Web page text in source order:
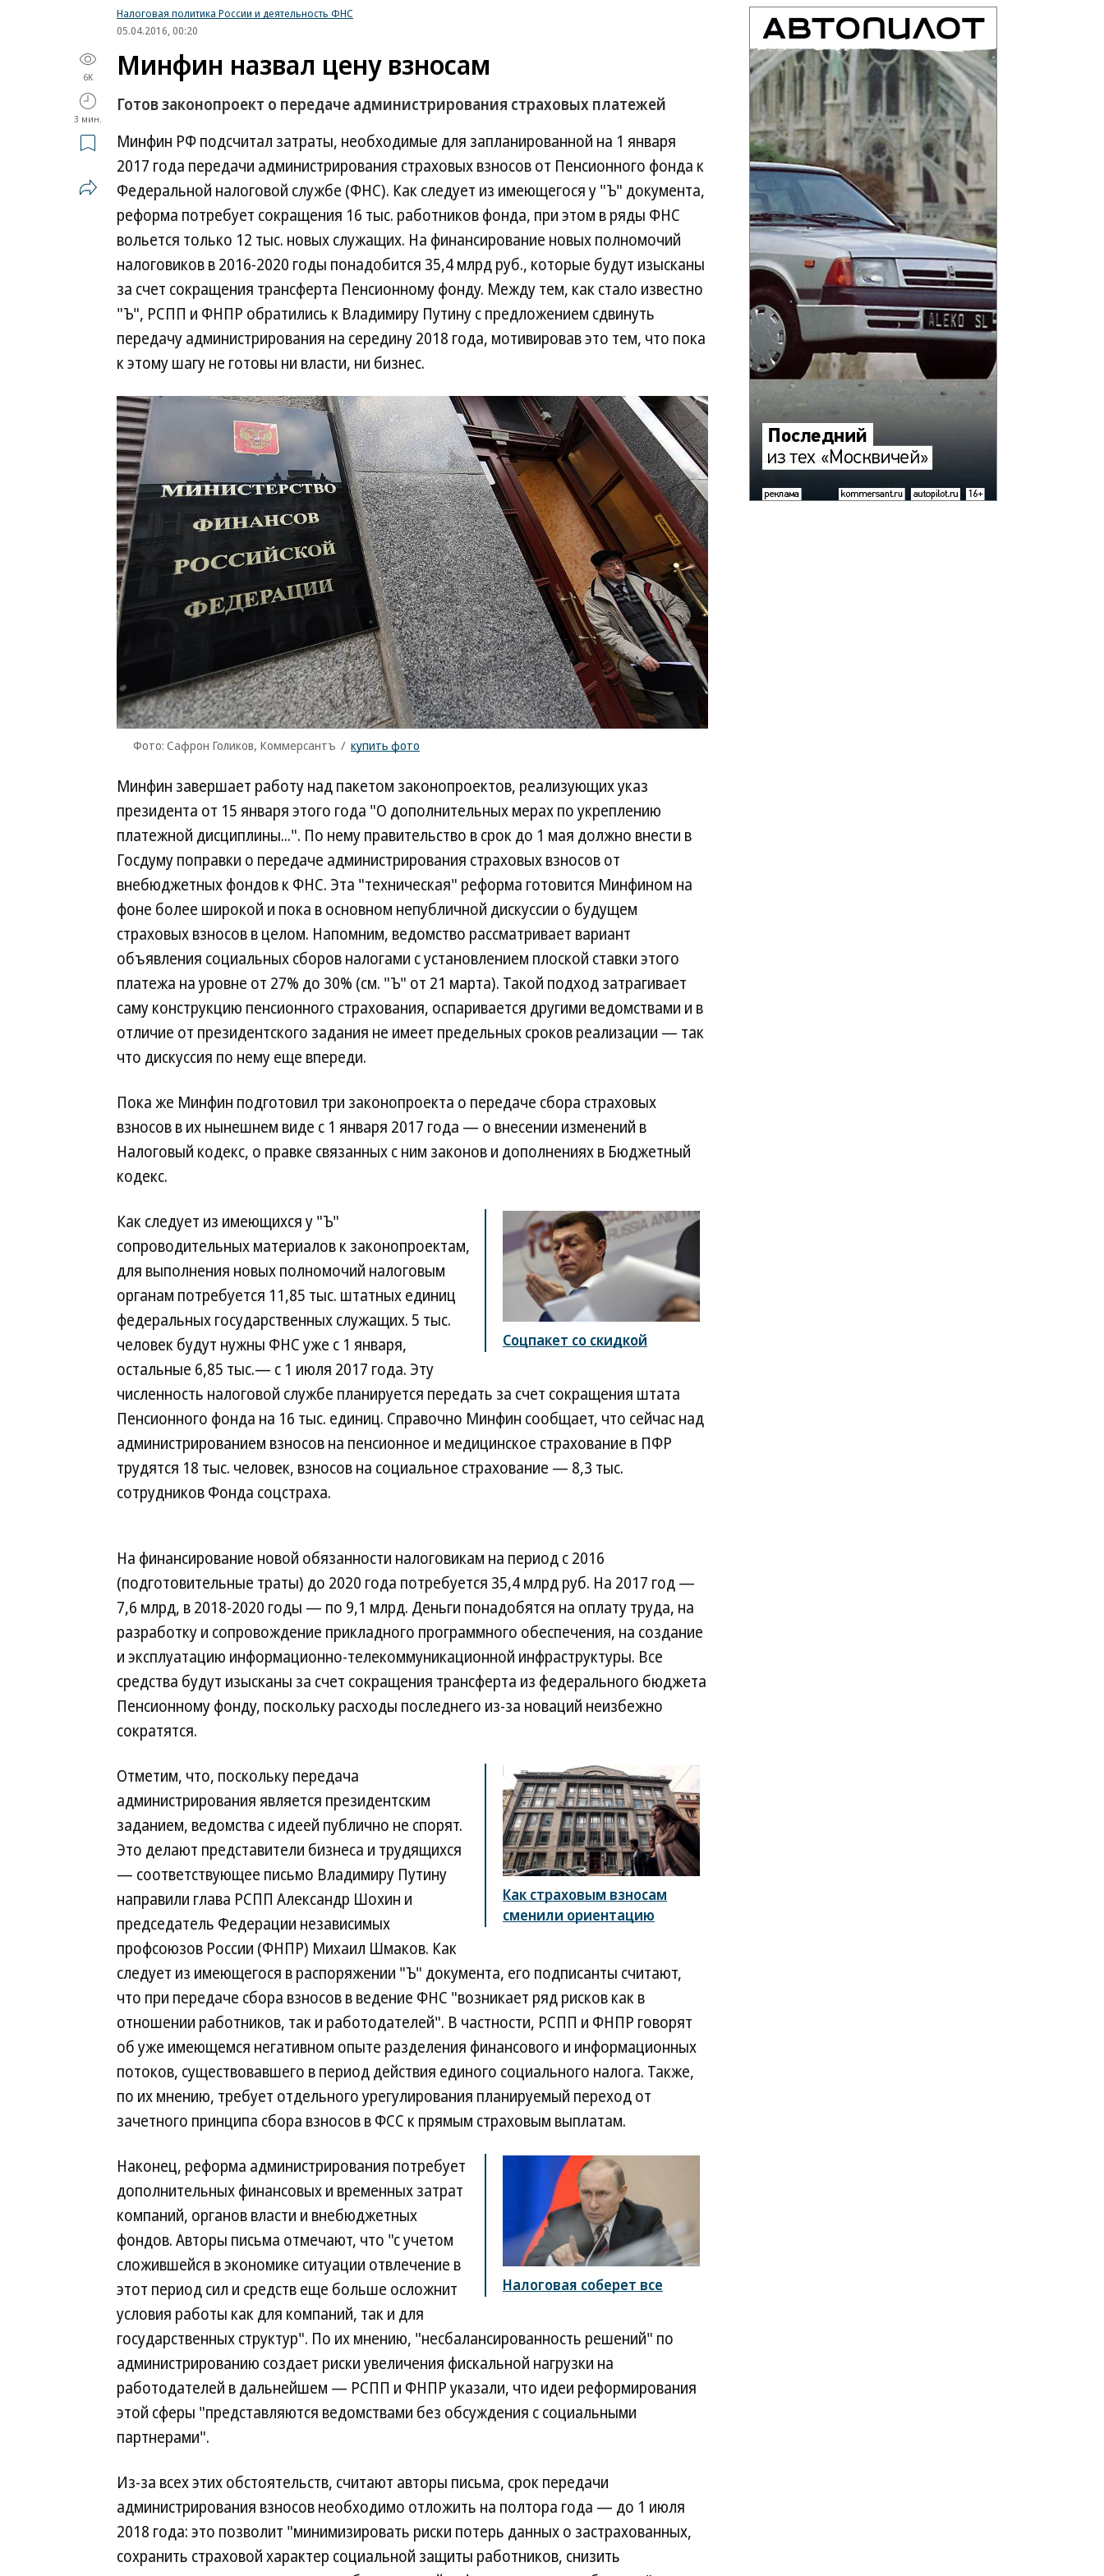
Налоговая политика России и деятельность ФНС
05.04.2016, 00:20
6K
3 мин.
Минфин назвал цену взносам
Готов законопроект о передаче администрирования страховых платежей
Минфин РФ подсчитал затраты, необходимые для запланированной на 1 января
2017 года передачи администрирования страховых взносов от Пенсионного фонда к
Федеральной налоговой службе (ФНС). Как следует из имеющегося у "Ъ" документа,
реформа потребует сокращения 16 тыс. работников фонда, при этом в ряды ФНС
вольется только 12 тыс. новых служащих. На финансирование новых полномочий
налоговиков в 2016-2020 годы понадобится 35,4 млрд руб., которые будут изысканы
за счет сокращения трансферта Пенсионному фонду. Между тем, как стало известно
"Ъ", РСПП и ФНПР обратились к Владимиру Путину с предложением сдвинуть
передачу администрирования на середину 2018 года, мотивировав это тем, что пока
к этому шагу не готовы ни власти, ни бизнес.
Фото: Сафрон Голиков, Коммерсантъ / купить фото
Минфин завершает работу над пакетом законопроектов, реализующих указ
президента от 15 января этого года "О дополнительных мерах по укреплению
платежной дисциплины...". По нему правительство в срок до 1 мая должно внести в
Госдуму поправки о передаче администрирования страховых взносов от
внебюджетных фондов к ФНС. Эта "техническая" реформа готовится Минфином на
фоне более широкой и пока в основном непубличной дискуссии о будущем
страховых взносов в целом. Напомним, ведомство рассматривает вариант
объявления социальных сборов налогами с установлением плоской ставки этого
платежа на уровне от 27% до 30% (см. "Ъ" от 21 марта). Такой подход затрагивает
саму конструкцию пенсионного страхования, оспаривается другими ведомствами и в
отличие от президентского задания не имеет предельных сроков реализации — так
что дискуссия по нему еще впереди.
Пока же Минфин подготовил три законопроекта о передаче сбора страховых
взносов в их нынешнем виде с 1 января 2017 года — о внесении изменений в
Налоговый кодекс, о правке связанных с ним законов и дополнениях в Бюджетный
кодекс.
Соцпакет со скидкой
Как следует из имеющихся у "Ъ"
сопроводительных материалов к законопроектам,
для выполнения новых полномочий налоговым
органам потребуется 11,85 тыс. штатных единиц
федеральных государственных служащих. 5 тыс.
человек будут нужны ФНС уже с 1 января,
остальные 6,85 тыс.— с 1 июля 2017 года. Эту
численность налоговой службе планируется передать за счет сокращения штата
Пенсионного фонда на 16 тыс. единиц. Справочно Минфин сообщает, что сейчас над
администрированием взносов на пенсионное и медицинское страхование в ПФР
трудятся 18 тыс. человек, взносов на социальное страхование — 8,3 тыс.
сотрудников Фонда соцстраха.
На финансирование новой обязанности налоговикам на период с 2016
(подготовительные траты) до 2020 года потребуется 35,4 млрд руб. На 2017 год —
7,6 млрд, в 2018-2020 годы — по 9,1 млрд. Деньги понадобятся на оплату труда, на
разработку и сопровождение прикладного программного обеспечения, на создание
и эксплуатацию информационно-телекоммуникационной инфраструктуры. Все
средства будут изысканы за счет сокращения трансферта из федерального бюджета
Пенсионному фонду, поскольку расходы последнего из-за новаций неизбежно
сократятся.
Как страховым взносам
сменили ориентацию
Отметим, что, поскольку передача
администрирования является президентским
заданием, ведомства с идеей публично не спорят.
Это делают представители бизнеса и трудящихся
— соответствующее письмо Владимиру Путину
направили глава РСПП Александр Шохин и
председатель Федерации независимых
профсоюзов России (ФНПР) Михаил Шмаков. Как
следует из имеющегося в распоряжении "Ъ" документа, его подписанты считают,
что при передаче сбора взносов в ведение ФНС "возникает ряд рисков как в
отношении работников, так и работодателей". В частности, РСПП и ФНПР говорят
об уже имеющемся негативном опыте разделения финансового и информационных
потоков, существовавшего в период действия единого социального налога. Также,
по их мнению, требует отдельного урегулирования планируемый переход от
зачетного принципа сбора взносов в ФСС к прямым страховым выплатам.
Налоговая соберет все
Наконец, реформа администрирования потребует
дополнительных финансовых и временных затрат
компаний, органов власти и внебюджетных
фондов. Авторы письма отмечают, что "с учетом
сложившейся в экономике ситуации отвлечение в
этот период сил и средств еще больше осложнит
условия работы как для компаний, так и для
государственных структур". По их мнению, "несбалансированность решений" по
администрированию создает риски увеличения фискальной нагрузки на
работодателей в дальнейшем — РСПП и ФНПР указали, что идеи реформирования
этой сферы "представляются ведомствами без обсуждения с социальными
партнерами".
Из-за всех этих обстоятельств, считают авторы письма, срок передачи
администрирования взносов необходимо отложить на полтора года — до 1 июля
2018 года: это позволит "минимизировать риски потерь данных о застрахованных,
сохранить страховой характер социальной защиты работников, снизить